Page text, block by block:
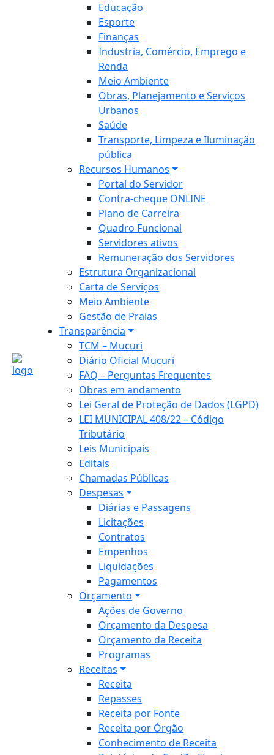
Educação
Esporte
Finanças
Industria, Comércio, Emprego e
Renda
Meio Ambiente
Obras, Planejamento e Serviços
Urbanos
Saúde
Transporte, Limpeza e Iluminação
pública
Recursos Humanos
Portal do Servidor
Contra-cheque ONLINE
Plano de Carreira
Quadro Funcional
Servidores ativos
Remuneração dos Servidores
Estrutura Organizacional
Carta de Serviços
Meio Ambiente
Gestão de Praias
Transparência
TCM – Mucuri
Diário Oficial Mucuri
FAQ – Perguntas Frequentes
Obras em andamento
Lei Geral de Proteção de Dados (LGPD)
LEI MUNICIPAL 408/22 – Código
Tributário
Leis Municipais
Editais
Chamadas Públicas
Despesas
Diárias e Passagens
Licitações
Contratos
Empenhos
Liquidações
Pagamentos
Orçamento
Ações de Governo
Orçamento da Despesa
Orçamento da Receita
Programas
Receitas
Receita
Repasses
Receita por Fonte
Receita por Órgão
Conhecimento de Receita